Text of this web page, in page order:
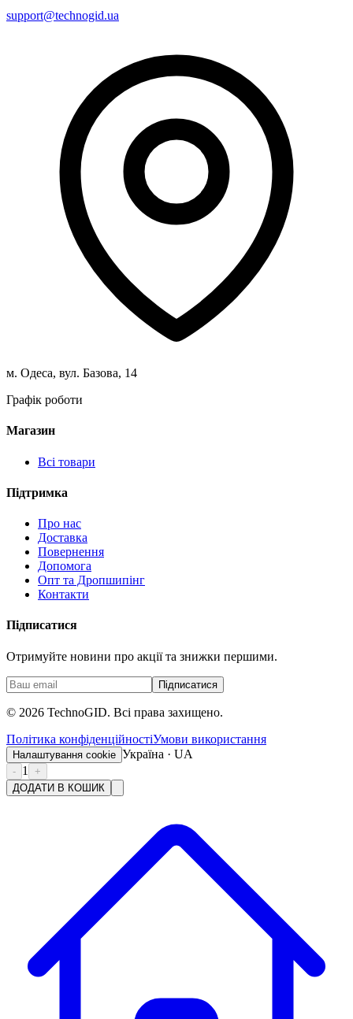
support@technogid.ua
м. Одеса, вул. Базова, 14
Графік роботи
Магазин
Всі товари
Підтримка
Про нас
Доставка
Повернення
Допомога
Опт та Дропшипінг
Контакти
Підписатися
Отримуйте новини про акції та знижки першими.
Підписатися
© 2026 TechnoGID. Всі права захищено.
Політика конфіденційностіУмови використання
Налаштування cookie Україна · UA
- 1
+
ДОДАТИ В КОШИК